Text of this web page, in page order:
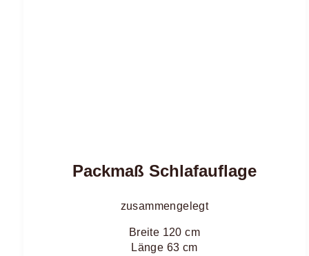
Packmaß Schlafauflage
zusammengelegt
Breite 120 cm
Länge 63 cm